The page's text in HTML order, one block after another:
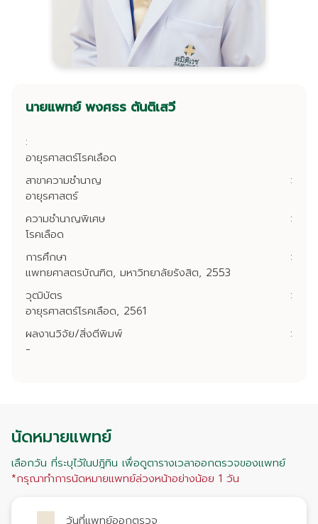
นายแพทย์ พงศธร ตันติเสวี
:
อายุรศาสตร์โรคเลือด
สาขาความชำนาญ
:
อายุรศาสตร์
ความชำนาญพิเศษ
:
โรคเลือด
การศึกษา
:
แพทยศาสตรบัณฑิต, มหาวิทยาลัยรังสิต, 2553
วุฒิบัตร
:
อายุรศาสตร์โรคเลือด, 2561
ผลงานวิจัย/สิ่งตีพิมพ์
:
-
นัดหมายแพทย์
เลือกวัน ที่ระบุไว้ในปฎิทิน เพื่อดูตารางเวลาออกตรวจของแพทย์
*กรุณาทำการนัดหมายแพทย์ล่วงหน้าอย่างน้อย 1 วัน
วันที่แพทย์ออกตรวจ